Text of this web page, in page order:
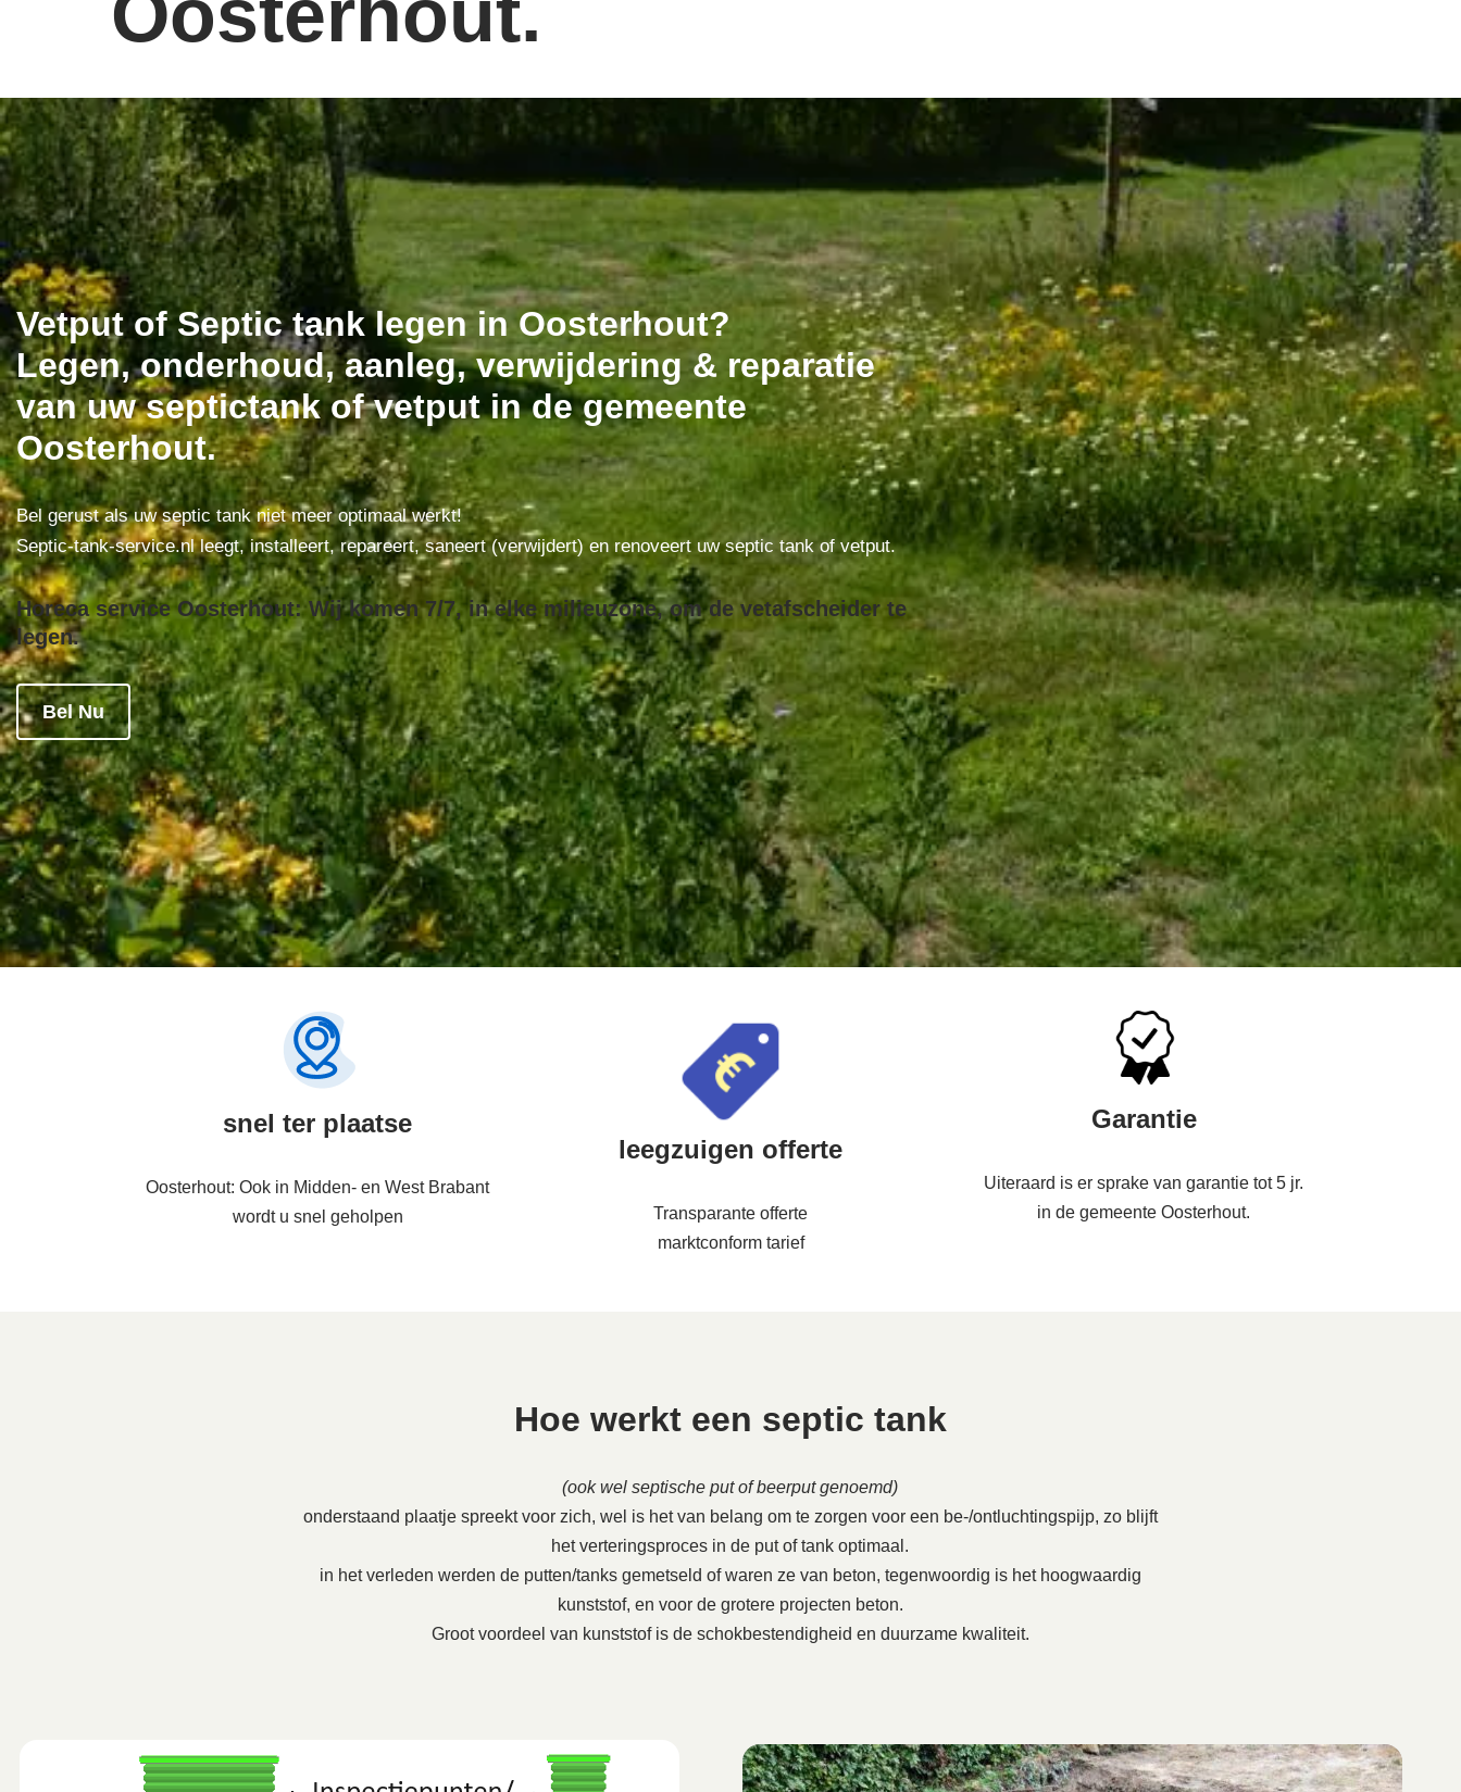
Vetput of Septic tank legen in Oosterhout?
Legen, onderhoud, aanleg, verwijdering & reparatie
van uw septictank of vetput in de gemeente
Oosterhout.
Bel gerust als uw septic tank niet meer optimaal werkt!
Septic-tank-service.nl leegt, installeert, repareert, saneert (verwijdert) en renoveert uw septic tank of vetput.
Horeca service Oosterhout: Wij komen 7/7, in elke milieuzone, om de vetafscheider te
legen.
Bel Nu
snel ter plaatse
Oosterhout: Ook in Midden- en West Brabant
wordt u snel geholpen
leegzuigen offerte
Transparante offerte
marktconform tarief
Garantie
Uiteraard is er sprake van garantie tot 5 jr.
in de gemeente Oosterhout.
Hoe werkt een septic tank
(ook wel septische put of beerput genoemd)
onderstaand plaatje spreekt voor zich, wel is het van belang om te zorgen voor een be-/ontluchtingspijp, zo blijft
het verteringsproces in de put of tank optimaal.
in het verleden werden de putten/tanks gemetseld of waren ze van beton, tegenwoordig is het hoogwaardig
kunststof, en voor de grotere projecten beton.
Groot voordeel van kunststof is de schokbestendigheid en duurzame kwaliteit.